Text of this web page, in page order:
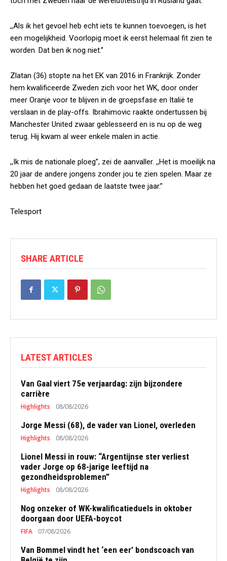
,,Als ik het gevoel heb echt iets te kunnen toevoegen, is het
een mogelijkheid. Voorlopig moet ik eerst helemaal fit zien te
worden. Dat ben ik nog niet.”
Zlatan (36) stopte na het EK van 2016 in Frankrijk. Zonder
hem kwalificeerde Zweden zich voor het WK, door onder
meer Oranje voor te blijven in de groepsfase en Italië te
verslaan in de play-offs. Ibrahimovic raakte ondertussen bij
Manchester United zwaar geblesseerd en is nu op de weg
terug. Hij kwam al weer enkele malen in actie.
,,Ik mis de nationale ploeg”, zei de aanvaller. ,,Het is moeilijk na
20 jaar de andere jongens zonder jou te zien spelen. Maar ze
hebben het goed gedaan de laatste twee jaar.”
Telesport
SHARE ARTICLE
LATEST ARTICLES
Van Gaal viert 75e verjaardag: zijn bijzondere
carrière
Highlights 08/08/2026
Jorge Messi (68), de vader van Lionel, overleden
Highlights 08/08/2026
Lionel Messi in rouw: “Argentijnse ster verliest
vader Jorge op 68-jarige leeftijd na
gezondheidsproblemen”
Highlights 08/08/2026
Nog onzeker of WK-kwalificatieduels in oktober
doorgaan door UEFA-boycot
FIFA 07/08/2026
Van Bommel vindt het ‘een eer’ bondscoach van